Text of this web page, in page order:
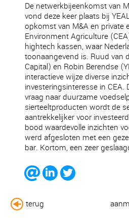
De netwerkbijeenkomst van
vond deze keer plaats bij
opkomst van M&A en private
Environment Agriculture
hightech kassen, waar
toonaangevend is. Ruud van
Capital) en Robin Berendse
interactieve wijze diverse
investeringsinteresse in CEA.
vraag naar duurzame
sierteeltproducten wordt de
aantrekkelijker voor
bood waardevolle inzichten
werd afgesloten met een
bar. Kortom, een zeer
terug